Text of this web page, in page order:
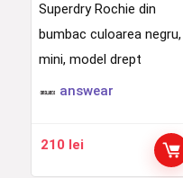
Superdry Rochie din
bumbac culoarea negru,
mini, model drept
answear
210 lei